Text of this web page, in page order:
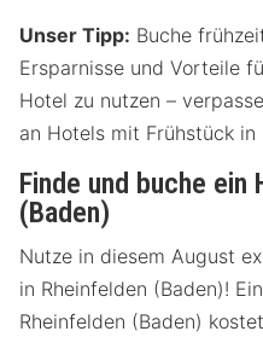
Unser Tipp: Buche
Ersparnisse und Vorteile
Hotel zu nutzen –
an Hotels mit Frühstück
Finde und buche ein
(Baden)
Nutze in diesem August
in Rheinfelden (Baden)!
Rheinfelden (Baden)